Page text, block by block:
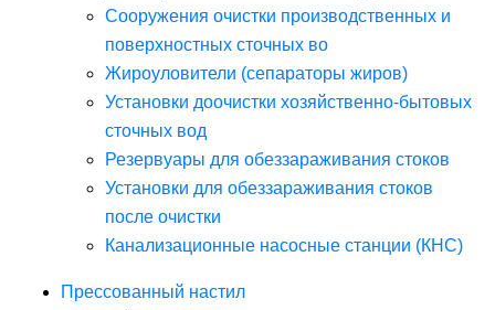
Сооружения очистки производственных и
поверхностных сточных во
Жироуловители (сепараторы жиров)
Установки доочистки хозяйственно-бытовых
сточных вод
Резервуары для обеззараживания стоков
Установки для обеззараживания стоков
после очистки
Канализационные насосные станции (КНС)
Прессованный настил